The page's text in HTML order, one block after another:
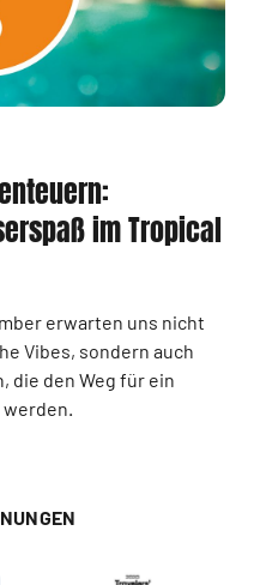
im Tropical
erwarten uns nicht
Vibes, sondern auch
die den Weg für ein